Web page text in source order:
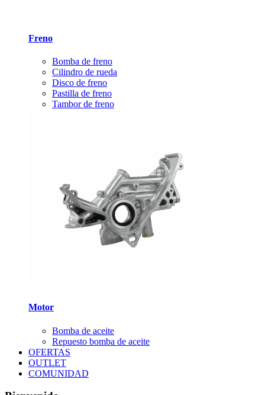
Freno
Bomba de freno
Cilindro de rueda
Disco de freno
Pastilla de freno
Tambor de freno
Motor
Bomba de aceite
Repuesto bomba de aceite
OFERTAS
OUTLET
COMUNIDAD